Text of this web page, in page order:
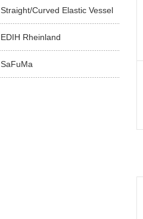
Straight/Curved Elastic Vessel
EDIH Rheinland
SaFuMa